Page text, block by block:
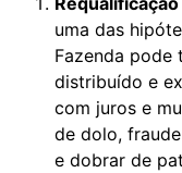
uma das
Fazenda
distribuído e
com juros e
de dolo,
e dobrar de